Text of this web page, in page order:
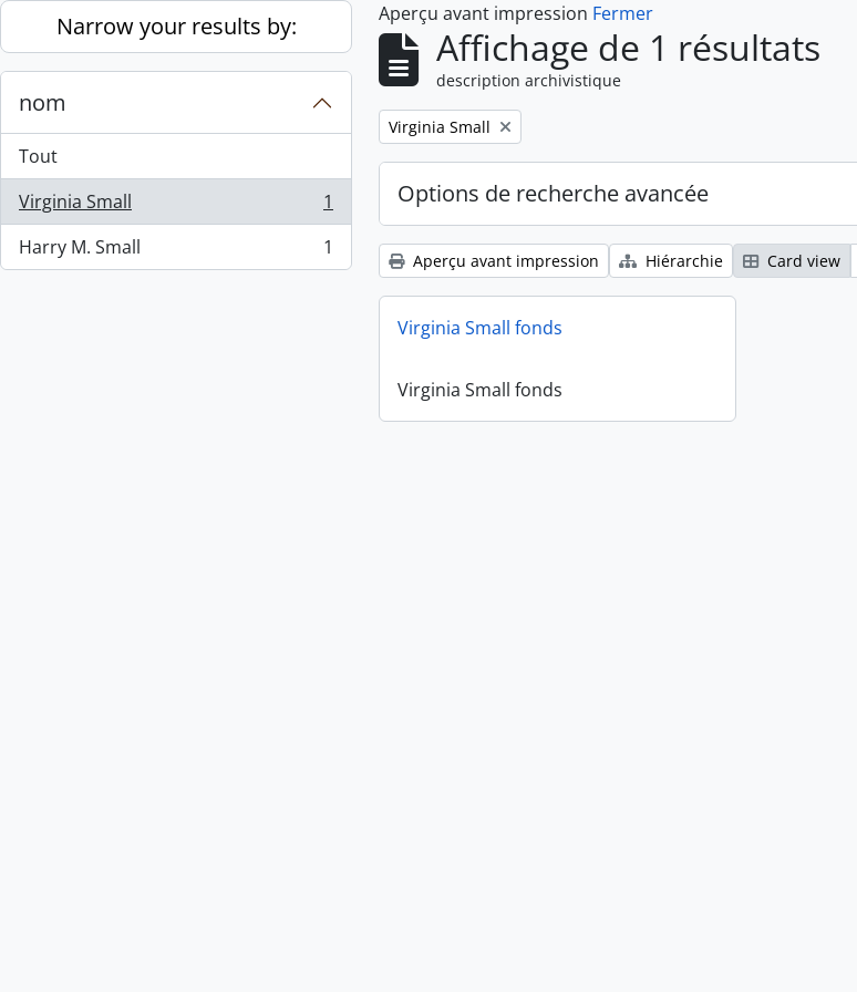
Skip to main content
Narrow your results by:
nom
Tout
Virginia Small
, 1 résultats
1
Harry M. Small
, 1 résultats 1
Aperçu avant impression Fermer
Affichage de 1 résultats
description archivistique
Remove filter:
Virginia Small
Options de recherche avancée
Aperçu avant impression Hiérarchie Card view
Virginia Small fonds
Virginia Small fonds